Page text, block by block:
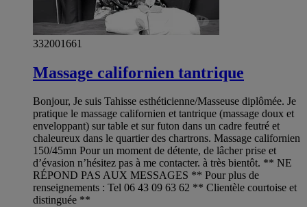
332001661
Massage californien tantrique
Bonjour, Je suis Tahisse esthéticienne/Masseuse diplômée. Je
pratique le massage californien et tantrique (massage doux et
enveloppant) sur table et sur futon dans un cadre feutré et
chaleureux dans le quartier des chartrons. Massage californien
150/45mn Pour un moment de détente, de lâcher prise et
d’évasion n’hésitez pas à me contacter. à très bientôt. ** NE
RÉPOND PAS AUX MESSAGES ** Pour plus de
renseignements : Tel 06 43 09 63 62 ** Clientèle courtoise et
distinguée **